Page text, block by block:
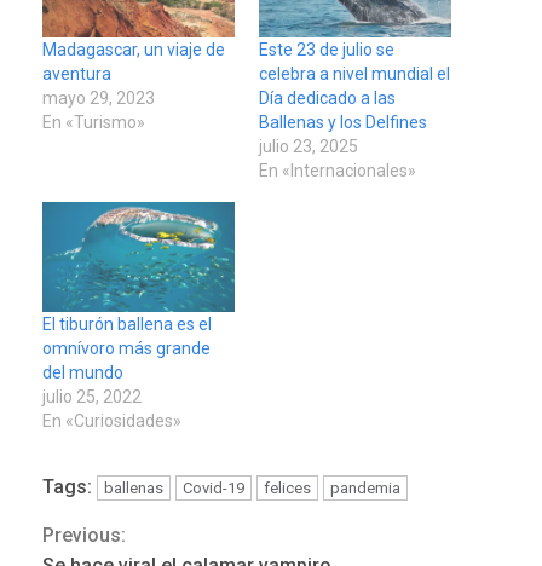
Madagascar, un viaje de
aventura
mayo 29, 2023
En «Turismo»
Este 23 de julio se
celebra a nivel mundial el
Día dedicado a las
Ballenas y los Delfines
julio 23, 2025
En «Internacionales»
El tiburón ballena es el
omnívoro más grande
del mundo
julio 25, 2022
En «Curiosidades»
Tags: ballenas Covid-19 felices pandemia
Continue
Previous:
ÚLTIMA HORA